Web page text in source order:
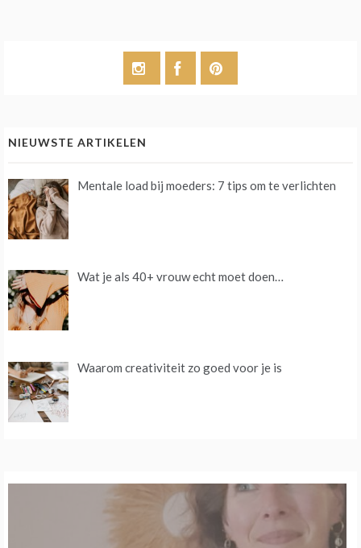
NIEUWSTE ARTIKELEN
Mentale load bij moeders: 7 tips om te verlichten
Wat je als 40+ vrouw echt moet doen…
Waarom creativiteit zo goed voor je is